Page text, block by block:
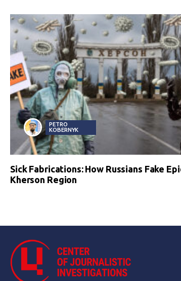
PETRO
KOBERNYK
Sick Fabrications: How Russians Fake
Kherson Region